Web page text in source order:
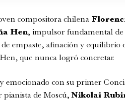
compositora chilena
Hen, impulsor fundamental de
empaste, afinación y equilibrio
que nunca logró concretar.
emocionado con su primer
de Moscú, Nikolai